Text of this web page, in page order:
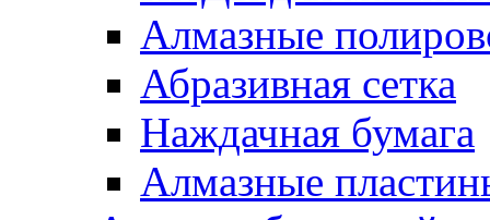
Алмазные
Абразивная сетка
Наждачная бумага
Алмазные